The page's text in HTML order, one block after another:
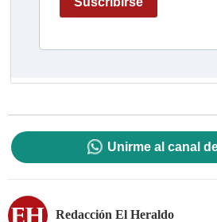
Unirme al canal
Redacción El Heraldo